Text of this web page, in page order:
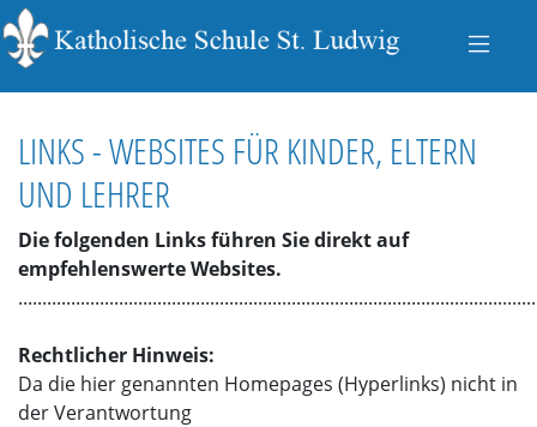
LINKS - WEBSITES FÜR KINDER, ELTERN
UND LEHRER
Die folgenden Links führen Sie direkt auf
empfehlenswerte Websites.
Rechtlicher Hinweis:
Da die hier genannten Homepages (Hyperlinks) nicht in
der Verantwortung